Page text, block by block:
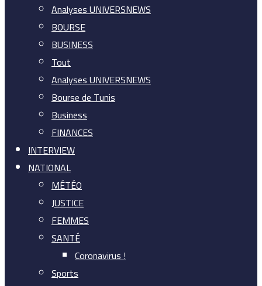
Analyses UNIVERSNEWS
BOURSE
BUSINESS
Tout
Analyses UNIVERSNEWS
Bourse de Tunis
Business
FINANCES
INTERVIEW
NATIONAL
MÉTÉO
JUSTICE
FEMMES
SANTÉ
Coronavirus !
Sports